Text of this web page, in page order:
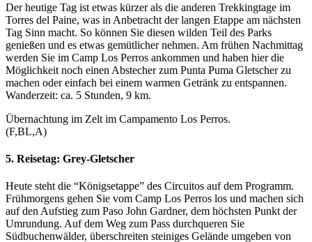
Der heutige Tag ist etwas kürzer als die anderen Trekkingtage im
Torres del Paine, was in Anbetracht der langen Etappe am nächsten
Tag Sinn macht. So können Sie diesen wilden Teil des Parks
genießen und es etwas gemütlicher nehmen. Am frühen Nachmittag
werden Sie im Camp Los Perros ankommen und haben hier die
Möglichkeit noch einen Abstecher zum Punta Puma Gletscher zu
machen oder einfach bei einem warmen Getränk zu entspannen.
Wanderzeit: ca. 5 Stunden, 9 km.
Übernachtung im Zelt im Campamento Los Perros.
(F,BL,A)
5. Reisetag: Grey-Gletscher
Heute steht die “Königsetappe” des Circuitos auf dem Programm.
Frühmorgens gehen Sie vom Camp Los Perros los und machen sich
auf den Aufstieg zum Paso John Gardner, dem höchsten Punkt der
Umrundung. Auf dem Weg zum Pass durchqueren Sie
Südbuchenwälder, überschreiten steiniges Gelände umgeben von